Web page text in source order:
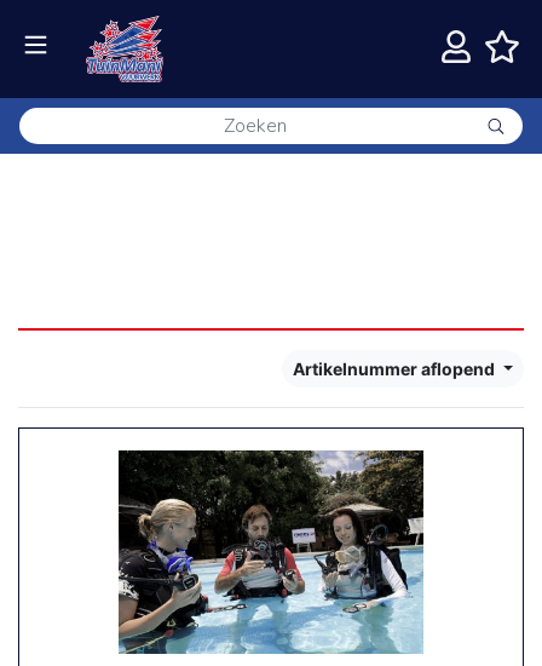
Artikelnummer aflopend